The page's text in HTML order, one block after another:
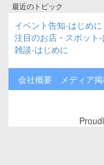
最近のトピック
イベント告知-はじめに
注目のお店・スポット
雑談-はじめに
会社概要 メディア